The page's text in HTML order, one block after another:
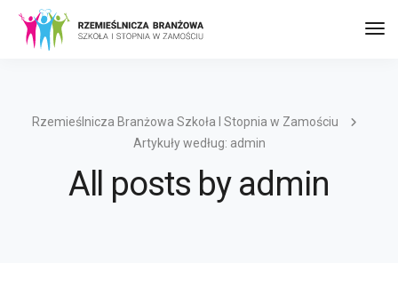
Rzemieślnicza Branżowa Szkoła I Stopnia w Zamościu
Artykuły według: admin
All posts by admin